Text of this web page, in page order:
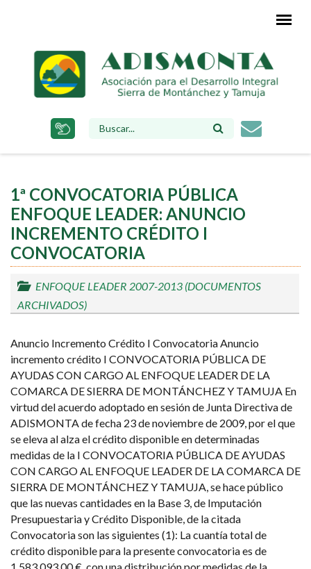
principal
BÚSQUEDA
1ª CONVOCATORIA PÚBLICA
ENFOQUE LEADER: ANUNCIO
INCREMENTO CRÉDITO I
CONVOCATORIA
ENFOQUE LEADER 2007-2013 (DOCUMENTOS
ARCHIVADOS)
Anuncio Incremento Crédito I Convocatoria Anuncio
incremento crédito I CONVOCATORIA PÚBLICA DE
AYUDAS CON CARGO AL ENFOQUE LEADER DE LA
COMARCA DE SIERRA DE MONTÁNCHEZ Y TAMUJA En
virtud del acuerdo adoptado en sesión de Junta Directiva de
ADISMONTA de fecha 23 de noviembre de 2009, por el que
se eleva al alza el crédito disponible en determinadas
medidas de la I CONVOCATORIA PÚBLICA DE AYUDAS
CON CARGO AL ENFOQUE LEADER DE LA COMARCA DE
SIERRA DE MONTÁNCHEZ Y TAMUJA, se hace público
que las nuevas cantidades en la Base 3, de Imputación
Presupuestaria y Crédito Disponible, de la citada
Convocatoria son las siguientes (1): La cuantía total de
crédito disponible para la presente convocatoria es de